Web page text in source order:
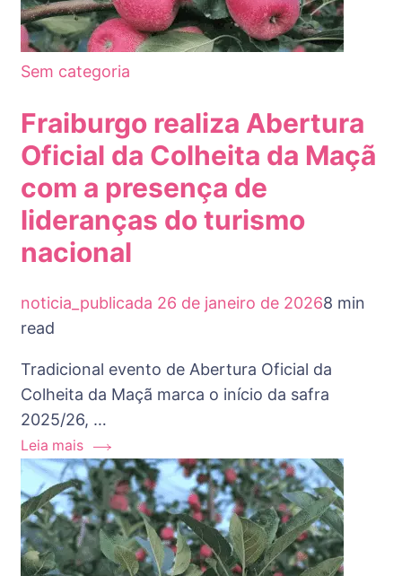
Sem categoria
Fraiburgo realiza Abertura
Oficial da Colheita da Maçã
com a presença de
lideranças do turismo
nacional
noticia_publicada 26 de janeiro de 20268 min
read
Tradicional evento de Abertura Oficial da
Colheita da Maçã marca o início da safra
2025/26, …
Leia mais